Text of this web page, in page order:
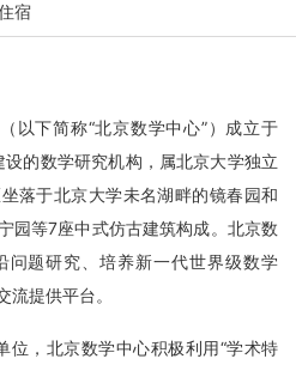
宿
下简称“北京数学中心”）成立于
的数学研究机构，属北京大学独立
落于北京大学未名湖畔的镜春园和
园等7座中式仿古建筑构成。北京数
问题研究、培养新一代世界级数学
提供平台。
，北京数学中心积极利用“学术特